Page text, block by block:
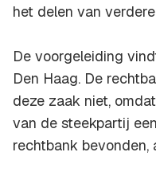
het delen van
De voorgeleiding
Den Haag. De
deze zaak niet,
van de steekpartij
rechtbank bevonden,